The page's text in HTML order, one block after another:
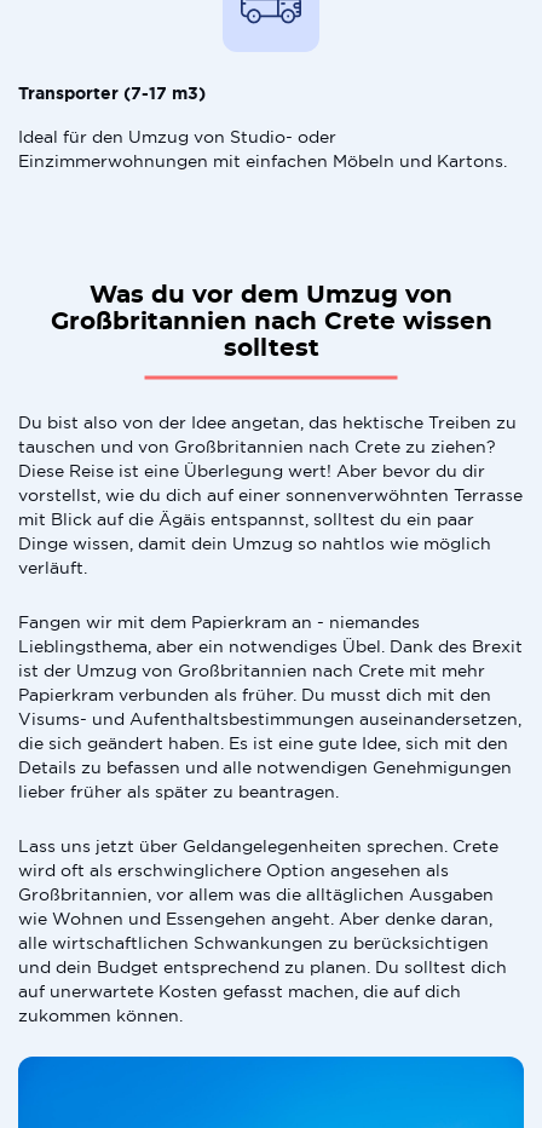
Transporter (7-17 m3)
Ideal für den Umzug von Studio- oder
Einzimmerwohnungen mit einfachen Möbeln und Kartons.
Was du vor dem Umzug von
Großbritannien nach Crete wissen
solltest
Du bist also von der Idee angetan, das hektische Treiben zu
tauschen und von Großbritannien nach Crete zu ziehen?
Diese Reise ist eine Überlegung wert! Aber bevor du dir
vorstellst, wie du dich auf einer sonnenverwöhnten Terrasse
mit Blick auf die Ägäis entspannst, solltest du ein paar
Dinge wissen, damit dein Umzug so nahtlos wie möglich
verläuft.
Fangen wir mit dem Papierkram an - niemandes
Lieblingsthema, aber ein notwendiges Übel. Dank des Brexit
ist der Umzug von Großbritannien nach Crete mit mehr
Papierkram verbunden als früher. Du musst dich mit den
Visums- und Aufenthaltsbestimmungen auseinandersetzen,
die sich geändert haben. Es ist eine gute Idee, sich mit den
Details zu befassen und alle notwendigen Genehmigungen
lieber früher als später zu beantragen.
Lass uns jetzt über Geldangelegenheiten sprechen. Crete
wird oft als erschwinglichere Option angesehen als
Großbritannien, vor allem was die alltäglichen Ausgaben
wie Wohnen und Essengehen angeht. Aber denke daran,
alle wirtschaftlichen Schwankungen zu berücksichtigen
und dein Budget entsprechend zu planen. Du solltest dich
auf unerwartete Kosten gefasst machen, die auf dich
zukommen können.